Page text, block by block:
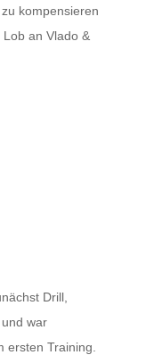
kompensieren
an Vlado &
Drill,
war
ersten Training.